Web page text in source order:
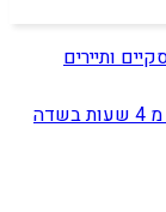
ותיירים
עיכוב כניסה של ישראלים בדובאי: למעלה מ 4 שעות בשדה